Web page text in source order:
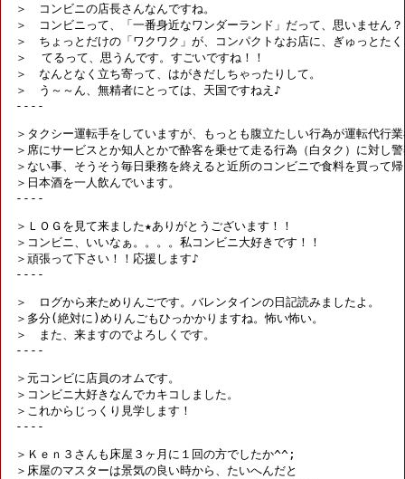
＞　コンビニの店長さんなんですね。
＞　コンビニって、「一番身近なワンダーランド」だって、思いません？
＞　ちょっとだけの「ワクワク」が、コンパクトなお店に、ぎゅっとた
＞  てるって、思うんです。すごいですね！！
＞　なんとなく立ち寄って、はがきだしちゃったりして。
＞　う～～ん、無精者にとっては、天国ですねえ♪
----
＞タクシー運転手をしていますが、もっとも腹立たしい行為が運転代行
＞席にサービスとか知人とかで酔客を乗せて走る行為（白タク）に対し
＞ない事、そうそう毎日乗務を終えると近所のコンビニで食料を買って
＞日本酒を一人飲んでいます。
----
＞ＬＯＧを見て来ました★ありがとうございます！！
＞コンビニ、いいなぁ。。。。私コンビニ大好きです！！
＞頑張って下さい！！応援します♪
----
＞　ログから来ためりんごです。バレンタインの日記読みましたよ。
＞多分(絶対に)めりんごもひっかかりますね。怖い怖い。
＞　また、来ますのでよろしくです。
----
＞元コンビに店員のオムです。
＞コンビニ大好きなんでカキコしました。
＞これからじっくり見学します！
----
＞Ｋｅｎ３さんも床屋３ヶ月に１回の方でしたか^^;
＞床屋のマスターは景気の良い時から、たいへんだと